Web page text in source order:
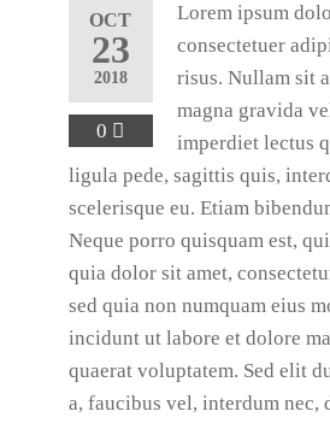
OCT
23
2018
0
Lorem ipsum
consectetuer
risus. Nullam sit
magna gravida
imperdiet lectus
ligula pede, sagittis quis,
scelerisque eu. Etiam
Neque porro quisquam est,
quia dolor sit amet,
sed quia non numquam eius
incidunt ut labore et dolore
quaerat voluptatem. Sed elit
a, faucibus vel, interdum nec,